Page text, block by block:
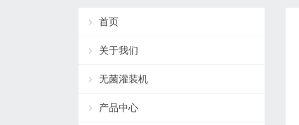
首页
关于我们
无菌灌装机
产品中心